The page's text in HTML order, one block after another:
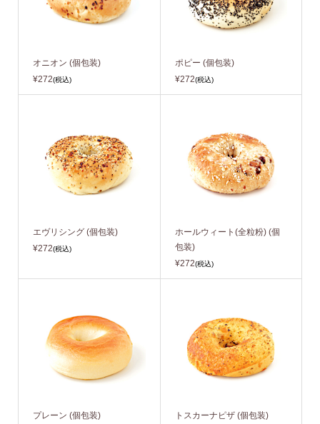
オニオン (個包装)
¥272(税込)
ポピー (個包装)
¥272(税込)
エヴリシング (個包装)
¥272(税込)
ホールウィート(全粒粉) (個
包装)
¥272(税込)
プレーン (個包装)
トスカーナピザ (個包装)